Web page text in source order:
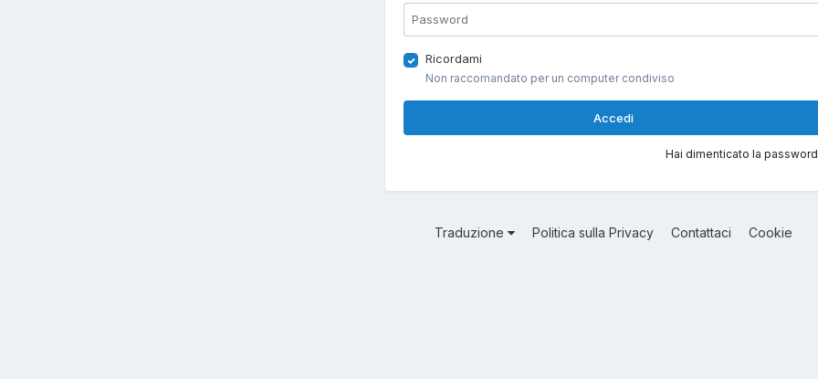
Ricordami
Non raccomandato per un computer condiviso
Accedi
Hai dimenticato la
Traduzione Politica sulla Privacy Contattaci Cookie